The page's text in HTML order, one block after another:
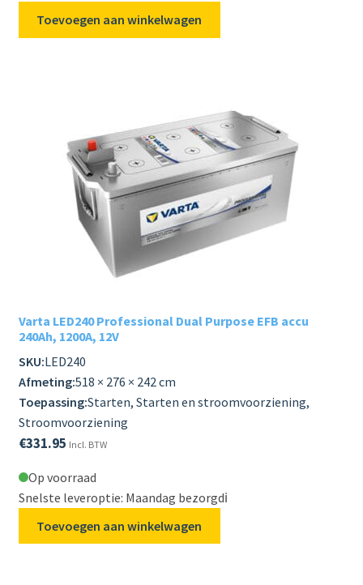
Toevoegen aan winkelwagen
Varta LED240 Professional Dual Purpose EFB accu
240Ah, 1200A, 12V
SKU:LED240
Afmeting:518 × 276 × 242 cm
Toepassing:Starten, Starten en stroomvoorziening,
Stroomvoorziening
€331.95 Incl. BTW
Op voorraad
Snelste leveroptie: Maandag bezorgdℹ️
Toevoegen aan winkelwagen